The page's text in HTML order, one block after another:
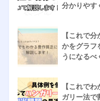
分かりやす
【これで
かをグラフ
うになるべ
【これで
ガリー法で